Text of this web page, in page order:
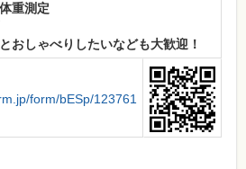
重測定
おしゃべりしたいなども大歓迎！
form/bESp/123761